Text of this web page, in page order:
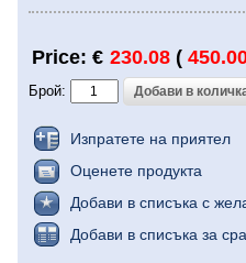
Price: € 230.08(
Брой:
Изпратете на приятел
Оценете продукта
Добави в списъка с
Добави в списъка за